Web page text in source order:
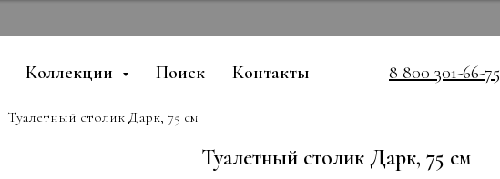
Коллекции Поиск Контакты 8 800 301-66-75
Туалетный столик Дарк, 75 см
Туалетный столик Дарк, 75 см